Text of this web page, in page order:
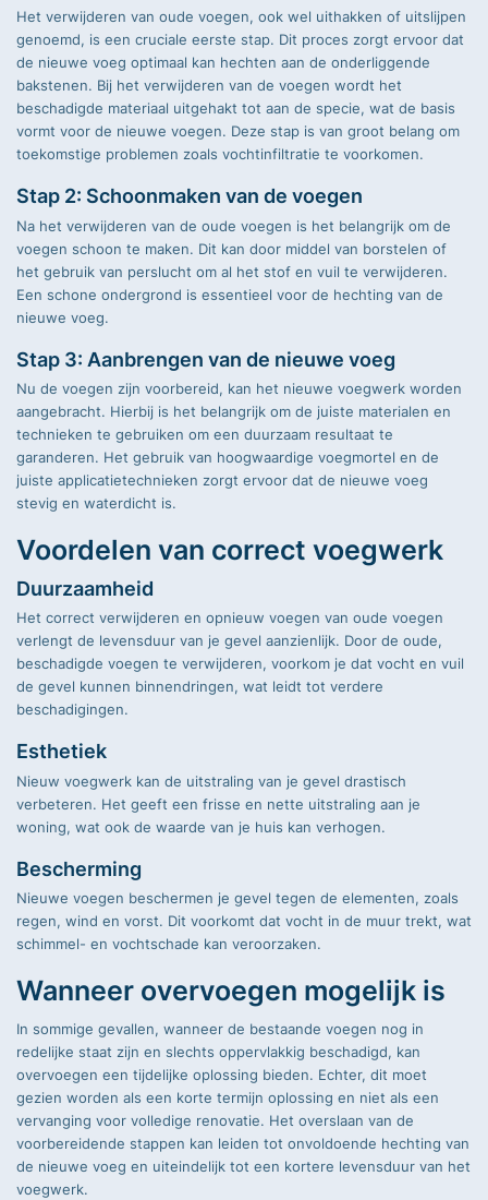
Het verwijderen van oude voegen, ook wel uithakken of uitslijpen
genoemd, is een cruciale eerste stap. Dit proces zorgt ervoor dat
de nieuwe voeg optimaal kan hechten aan de onderliggende
bakstenen. Bij het verwijderen van de voegen wordt het
beschadigde materiaal uitgehakt tot aan de specie, wat de basis
vormt voor de nieuwe voegen. Deze stap is van groot belang om
toekomstige problemen zoals vochtinfiltratie te voorkomen.
Stap 2: Schoonmaken van de voegen
Na het verwijderen van de oude voegen is het belangrijk om de
voegen schoon te maken. Dit kan door middel van borstelen of
het gebruik van perslucht om al het stof en vuil te verwijderen.
Een schone ondergrond is essentieel voor de hechting van de
nieuwe voeg.
Stap 3: Aanbrengen van de nieuwe voeg
Nu de voegen zijn voorbereid, kan het nieuwe voegwerk worden
aangebracht. Hierbij is het belangrijk om de juiste materialen en
technieken te gebruiken om een duurzaam resultaat te
garanderen. Het gebruik van hoogwaardige voegmortel en de
juiste applicatietechnieken zorgt ervoor dat de nieuwe voeg
stevig en waterdicht is.
Voordelen van correct voegwerk
Duurzaamheid
Het correct verwijderen en opnieuw voegen van oude voegen
verlengt de levensduur van je gevel aanzienlijk. Door de oude,
beschadigde voegen te verwijderen, voorkom je dat vocht en vuil
de gevel kunnen binnendringen, wat leidt tot verdere
beschadigingen.
Esthetiek
Nieuw voegwerk kan de uitstraling van je gevel drastisch
verbeteren. Het geeft een frisse en nette uitstraling aan je
woning, wat ook de waarde van je huis kan verhogen.
Bescherming
Nieuwe voegen beschermen je gevel tegen de elementen, zoals
regen, wind en vorst. Dit voorkomt dat vocht in de muur trekt, wat
schimmel- en vochtschade kan veroorzaken.
Wanneer overvoegen mogelijk is
In sommige gevallen, wanneer de bestaande voegen nog in
redelijke staat zijn en slechts oppervlakkig beschadigd, kan
overvoegen een tijdelijke oplossing bieden. Echter, dit moet
gezien worden als een korte termijn oplossing en niet als een
vervanging voor volledige renovatie. Het overslaan van de
voorbereidende stappen kan leiden tot onvoldoende hechting van
de nieuwe voeg en uiteindelijk tot een kortere levensduur van het
voegwerk.